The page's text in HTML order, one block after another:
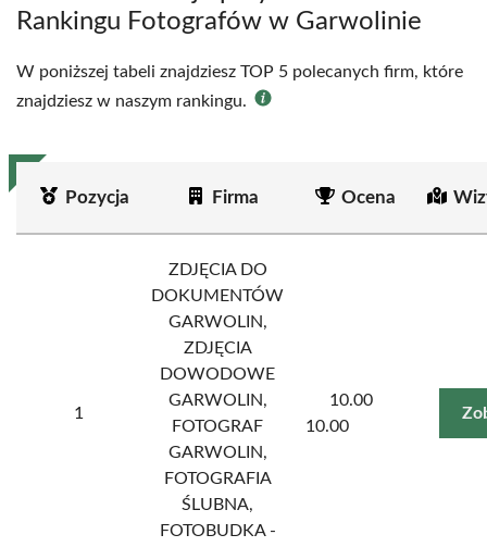
Rankingu Fotografów w Garwolinie
W poniższej tabeli znajdziesz TOP 5 polecanych firm, które
znajdziesz w naszym rankingu.
Pozycja Firma Ocena
1
ZDJĘCIA DO
DOKUMENTÓW
GARWOLIN,
ZDJĘCIA
DOWODOWE
GARWOLIN,
FOTOGRAF
GARWOLIN,
FOTOGRAFIA
ŚLUBNA,
FOTOBUDKA -
10.00
10.00